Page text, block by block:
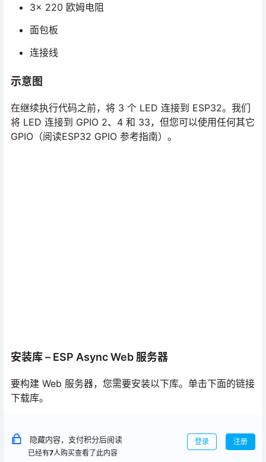
3x 220 欧姆电阻
面包板
连接线
示意图
在继续执行代码之前，将 3 个 LED 连接到 ESP32。我们
将 LED 连接到 GPIO 2、4 和 33，但您可以使用任何其它
GPIO（阅读ESP32 GPIO 参考指南）。
安装库 – ESP Async Web 服务器
要构建 Web 服务器，您需要安装以下库。单击下面的链接
下载库。
隐藏内容，支付积分后阅读
已经有7人购买查看了此内容
登录 注册